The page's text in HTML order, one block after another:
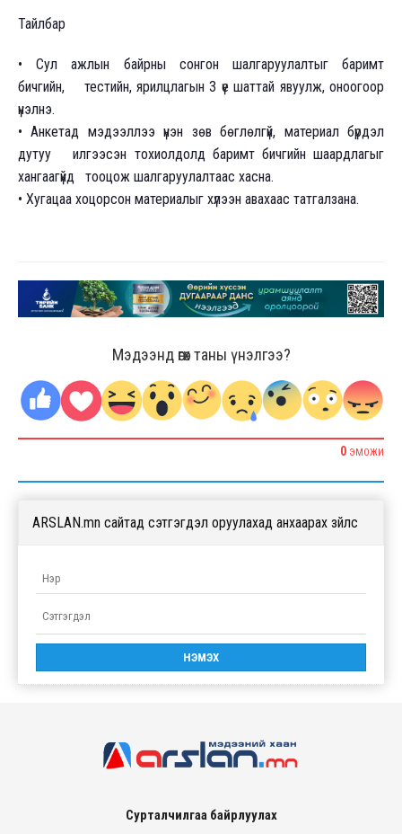
Тайлбар
• Сул ажлын байрны сонгон шалгаруулалтыг баримт
бичгийн, тестийн, ярилцлагын 3 үе шаттай явуулж, оноогоор
үнэлнэ.
• Анкетад мэдээллээ үнэн зөв бөглөлгүй, материал бүрдэл
дутуу илгээсэн тохиолдолд баримт бичгийн шаардлагыг
хангаагүйд тооцож шалгаруулалтаас хасна.
• Хугацаа хоцорсон материалыг хүлээн авахаас татгалзана.
Мэдээнд өгөх таны үнэлгээ?
0 ЭМОЖИ
ARSLAN.mn сайтад сэтгэгдэл оруулахад анхаарах зүйлс
Сурталчилгаа байрлуулах